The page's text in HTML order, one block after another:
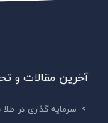
آخرین مقالات و
سرمایه گذاری در